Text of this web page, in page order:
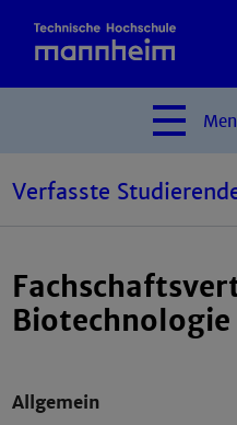
Verfasste
Biotechnologie
Allgemein